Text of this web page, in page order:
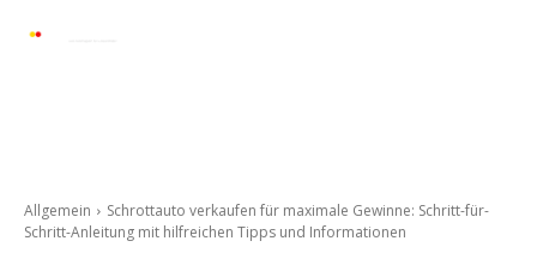
Allgemein
Schrottauto verkaufen für maximale Gewinne: Schritt-für-
Schritt-Anleitung mit hilfreichen Tipps und Informationen